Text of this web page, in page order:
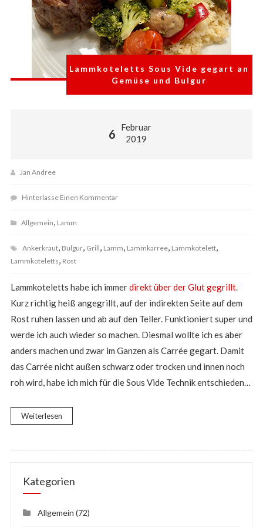
Lammkoteletts Sous Vide gegart an
Gemüse und Bulgur
6
Februar
2019
Jan Andree
Hinterlasse Einen Kommentar
Allgemein, Lamm
Ankerkraut, Bulgur, Grill, Lamm, Lammkarree, Lammkotelett,
Lammkoteletts, Rost
Lammkoteletts habe ich immerdirekt über der Glut gegrillt.
Kurz richtig heiß angegrillt, auf der indirekten Seite auf dem
Rost ruhen lassen und ab auf den Teller. Funktioniert super und
werde ich auch wieder so machen. Diesmal wollte ich es aber
anders machen und zwar im Ganzen als Carrée gegart. Damit
das Carrée nicht außen schwarz oder trocken und innen noch
roh wird, habe ich mich für die Sous Vide Technik entschieden…
Weiterlesen
Kategorien
Allgemein (72)